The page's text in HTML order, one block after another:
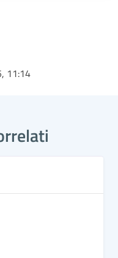
11:14